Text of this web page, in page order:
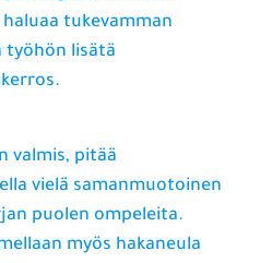
tukevamman
työhön lisätä
valmis, pitää
vielä samanmuotoinen
puolen ompeleita.
myös hakaneula